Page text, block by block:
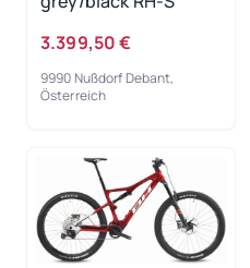
3.399,50 €
9990 Nußdorf Debant,
Österreich